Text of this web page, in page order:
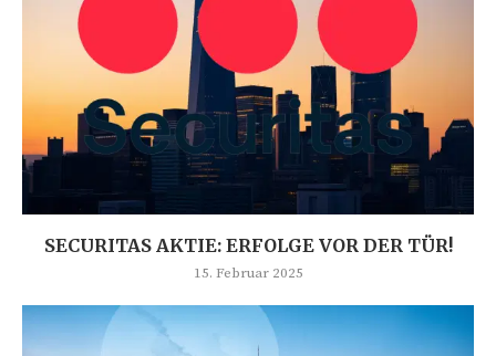
SECURITAS AKTIE: ERFOLGE VOR DER TÜR!
15. Februar 2025